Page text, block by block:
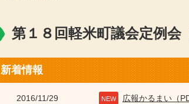
第１８回軽米町議会定例会
新着情報
2016/11/29 NEW 広報かるまい（